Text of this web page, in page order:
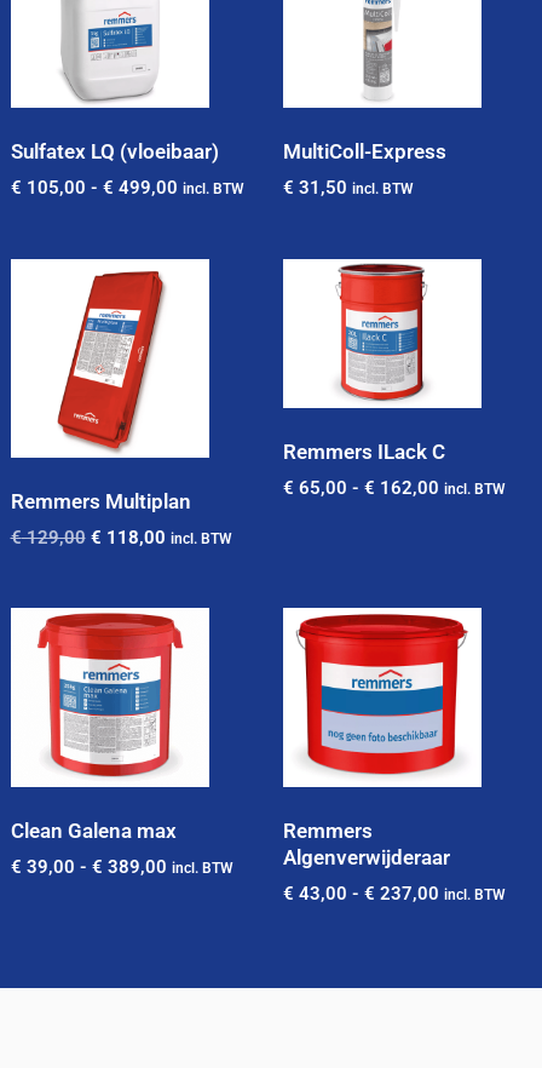
Sulfatex LQ (vloeibaar)
€ 105,00 - € 499,00 incl. BTW
MultiColl-Express
€ 31,50 incl. BTW
Remmers Multiplan
€129,00 € 118,00 incl. BTW
Remmers ILack C
€ 65,00 - € 162,00 incl. BTW
Clean Galena max
€ 39,00 - € 389,00 incl. BTW
Remmers
Algenverwijderaar
€ 43,00 - € 237,00 incl. BTW